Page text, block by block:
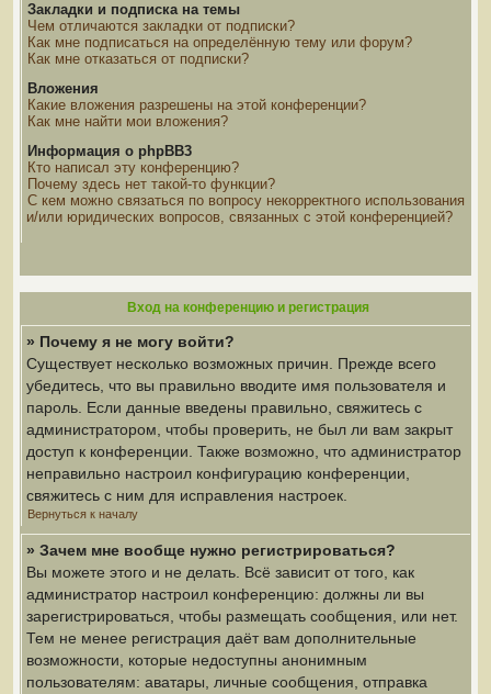
Закладки и подписка на темы
Чем отличаются закладки от подписки?
Как мне подписаться на определённую тему или форум?
Как мне отказаться от подписки?
Вложения
Какие вложения разрешены на этой конференции?
Как мне найти мои вложения?
Информация о phpBB3
Кто написал эту конференцию?
Почему здесь нет такой-то функции?
С кем можно связаться по вопросу некорректного использования
и/или юридических вопросов, связанных с этой конференцией?
Вход на конференцию и регистрация
» Почему я не могу войти?
Существует несколько возможных причин. Прежде всего
убедитесь, что вы правильно вводите имя пользователя и
пароль. Если данные введены правильно, свяжитесь с
администратором, чтобы проверить, не был ли вам закрыт
доступ к конференции. Также возможно, что администратор
неправильно настроил конфигурацию конференции,
свяжитесь с ним для исправления настроек.
Вернуться к началу
» Зачем мне вообще нужно регистрироваться?
Вы можете этого и не делать. Всё зависит от того, как
администратор настроил конференцию: должны ли вы
зарегистрироваться, чтобы размещать сообщения, или нет.
Тем не менее регистрация даёт вам дополнительные
возможности, которые недоступны анонимным
пользователям: аватары, личные сообщения, отправка